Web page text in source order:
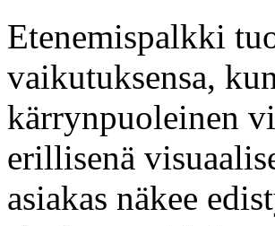
Etenemispalkki
vaikutuksensa,
kärrynpuoleinen
erillisenä
asiakas näkee